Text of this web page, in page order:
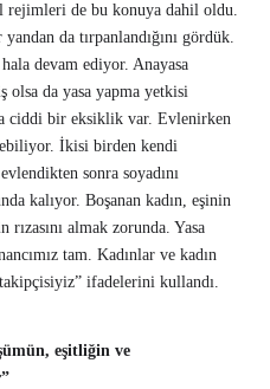
rejimleri de bu konuya dahil oldu.
da tırpanlandığını gördük.
devam ediyor. Anayasa
olsa da yasa yapma yetkisi
ciddi bir eksiklik var. Evlenirken
İkisi birden kendi
sonra soyadını
kalıyor. Boşanan kadın, eşinin
rızasını almak zorunda. Yasa
tam. Kadınlar ve kadın
ifadelerini kullandı.
eşitliğin ve